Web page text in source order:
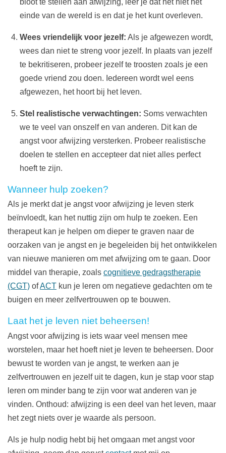
einde van de wereld is en dat je het kunt overleven.
Wees vriendelijk voor jezelf: Als je afgewezen wordt,
wees dan niet te streng voor jezelf. In plaats van jezelf
te bekritiseren, probeer jezelf te troosten zoals je een
goede vriend zou doen. Iedereen wordt wel eens
afgewezen, het hoort bij het leven.
Stel realistische verwachtingen: Soms verwachten
we te veel van onszelf en van anderen. Dit kan de
angst voor afwijzing versterken. Probeer realistische
doelen te stellen en accepteer dat niet alles perfect
hoeft te zijn.
Wanneer hulp zoeken?
Als je merkt dat je angst voor afwijzing je leven sterk
beïnvloedt, kan het nuttig zijn om hulp te zoeken. Een
therapeut kan je helpen om dieper te graven naar de
oorzaken van je angst en je begeleiden bij het ontwikkelen
van nieuwe manieren om met afwijzing om te gaan. Door
middel van therapie, zoals cognitieve gedragstherapie
(CGT) ofACT kun je leren om negatieve gedachten om te
buigen en meer zelfvertrouwen op te bouwen.
Laat het je leven niet beheersen!
Angst voor afwijzing is iets waar veel mensen mee
worstelen, maar het hoeft niet je leven te beheersen. Door
bewust te worden van je angst, te werken aan je
zelfvertrouwen en jezelf uit te dagen, kun je stap voor stap
leren om minder bang te zijn voor wat anderen van je
vinden. Onthoud: afwijzing is een deel van het leven, maar
het zegt niets over je waarde als persoon.
Als je hulp nodig hebt bij het omgaan met angst voor